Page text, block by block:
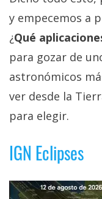
y empecemos a
¿Qué
para gozar de
astronómicos
ver desde la
para elegir.
IGN Eclipses